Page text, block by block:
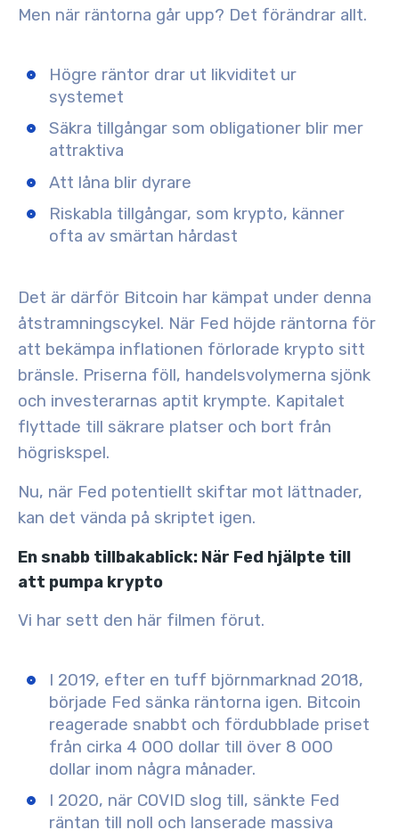
Men när räntorna går upp? Det förändrar allt.
Högre räntor drar ut likviditet ur
systemet
Säkra tillgångar som obligationer blir mer
attraktiva
Att låna blir dyrare
Riskabla tillgångar, som krypto, känner
ofta av smärtan hårdast
Det är därför Bitcoin har kämpat under denna
åtstramningscykel. När Fed höjde räntorna för
att bekämpa inflationen förlorade krypto sitt
bränsle. Priserna föll, handelsvolymerna sjönk
och investerarnas aptit krympte. Kapitalet
flyttade till säkrare platser och bort från
högriskspel.
Nu, när Fed potentiellt skiftar mot lättnader,
kan det vända på skriptet igen.
En snabb tillbakablick: När Fed hjälpte till
att pumpa krypto
Vi har sett den här filmen förut.
I 2019, efter en tuff björnmarknad 2018,
började Fed sänka räntorna igen. Bitcoin
reagerade snabbt och fördubblade priset
från cirka 4 000 dollar till över 8 000
dollar inom några månader.
I 2020, när COVID slog till, sänkte Fed
räntan till noll och lanserade massiva